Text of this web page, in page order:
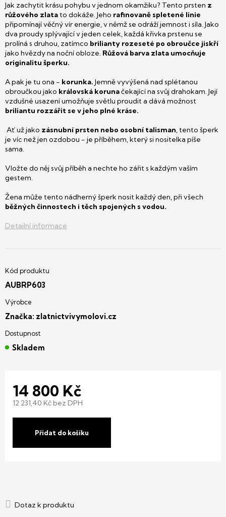
14 800 Kč
12 231,40 Kč bez DPH
Přidat do košíku
Jak zachytit krásu pohybu v jednom okamžiku? Tento prsten z
růžového zlata to dokáže. Jeho rafinovaně spletené linie
připomínají věčný vír energie, v němž se odráží jemnost i síla. Jako
dva proudy splývající v jeden celek, každá křivka prstenu se
prolíná s druhou, zatímco brilianty rozeseté po obroučce jiskří
jako hvězdy na noční obloze. Růžová barva zlata umocňuje
originalitu šperku.
A pak je tu ona - korunka. Jemně vyvýšená nad splétanou
obroučkou jako královská korunačekající na svůj drahokam. Její
vzdušné usazení umožňuje světlu proudit a dává možnost
briliantu rozzářit se v jeho plné kráse.
Ať už jako zásnubní prsten nebo osobní talisman, tento šperk
je víc než jen ozdobou - je příběhem, který si nositelka píše
sama.
Vložte do něj svůj příběh a nechte ho zářit s každým vaším
gestem.
Žena může tento nádherný šperk nosit každý den, při všech
běžných činnostech i těch spojených s vodou.
Detailní informace
AUBRP603
Značka: zlatnictvivymolovi.cz
Skladem